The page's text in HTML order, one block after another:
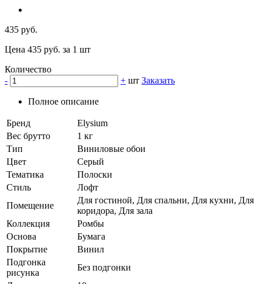
435 руб.
Цена 435 руб. за 1 шт
Количество
-
+ шт Заказать
Полное описание
Бренд
Elysium
Вес брутто
1 кг
Тип
Виниловые обои
Цвет
Серый
Тематика
Полоски
Стиль
Лофт
Помещение
Для гостиной, Для спальни, Для кухни, Для
коридора, Для зала
Коллекция
Ромбы
Основа
Бумага
Покрытие
Винил
Подгонка
рисунка
Без подгонки